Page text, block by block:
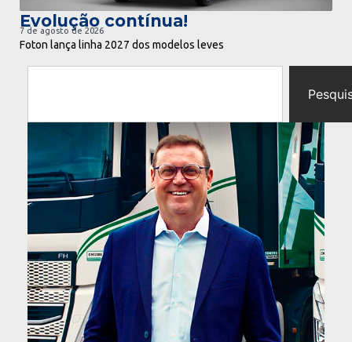
Evolução contínua!
7 de agosto de 2026
Foton lança linha 2027 dos modelos leves